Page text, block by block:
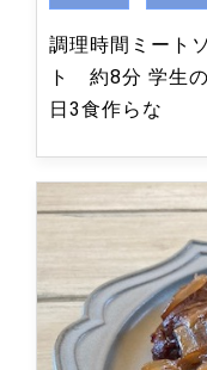
調理時間ミート
ト 約8分 学生
日3食作らな